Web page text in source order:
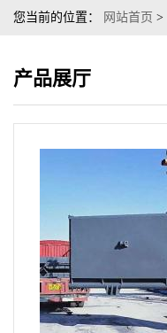
您当前的位置： 网站首页 >
产品展厅